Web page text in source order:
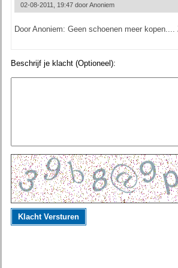
02-08-2011, 19:47 doorAnoniem
Door Anoniem: Geen schoenen meer
Beschrijf je klacht (Optioneel):
Klacht Versturen